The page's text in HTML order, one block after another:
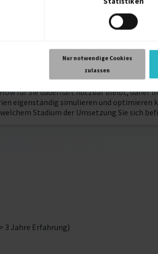
Nur notwendige Cookies
zulassen
zu Industrieanlagen, Fahrzeugen,
für Sie dauerhaft nutzbar bleibt, daher
eigenständig simulieren und optimieren
Stadium der Umsetzung Sie sich
3 Jahre Erfahrung)